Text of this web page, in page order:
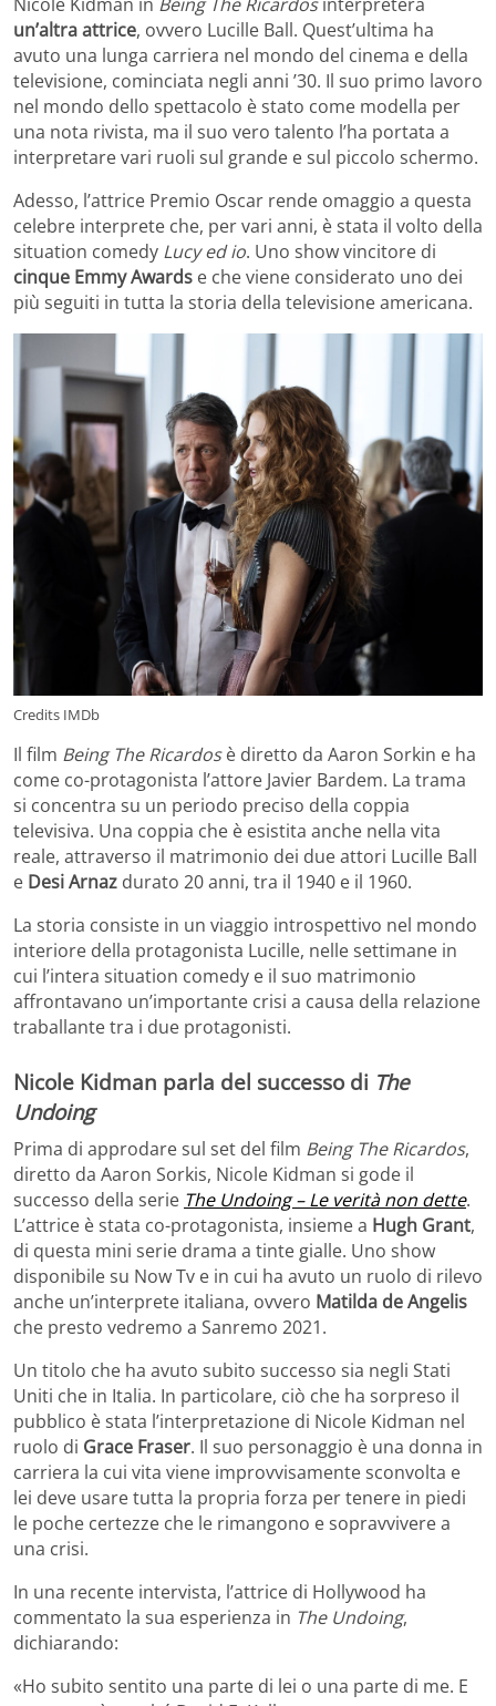
un’altra attrice, ovvero Lucille Ball. Quest’ultima ha
avuto una lunga carriera nel mondo del cinema e della
televisione, cominciata negli anni ’30. Il suo primo lavoro
nel mondo dello spettacolo è stato come modella per
una nota rivista, ma il suo vero talento l’ha portata a
interpretare vari ruoli sul grande e sul piccolo schermo.
Adesso, l’attrice Premio Oscar rende omaggio a questa
celebre interprete che, per vari anni, è stata il volto della
situation comedy Lucy ed io. Uno show vincitore di
cinque Emmy Awards e che viene considerato uno dei
più seguiti in tutta la storia della televisione americana.
Credits IMDb
Il film Being The Ricardosè diretto da Aaron Sorkin e ha
come co-protagonista l’attore Javier Bardem. La trama
si concentra su un periodo preciso della coppia
televisiva. Una coppia che è esistita anche nella vita
reale, attraverso il matrimonio dei due attori Lucille Ball
e Desi Arnaz durato 20 anni, tra il 1940 e il 1960.
La storia consiste in un viaggio introspettivo nel mondo
interiore della protagonista Lucille, nelle settimane in
cui l’intera situation comedy e il suo matrimonio
affrontavano un’importante crisi a causa della relazione
traballante tra i due protagonisti.
Nicole Kidman parla del successo di The
Undoing
Prima di approdare sul set del film Being The Ricardos,
diretto da Aaron Sorkis, Nicole Kidman si gode il
successo della serie The Undoing – Le verità non dette.
L’attrice è stata co-protagonista, insieme a Hugh Grant,
di questa mini serie drama a tinte gialle. Uno show
disponibile su Now Tv e in cui ha avuto un ruolo di rilevo
anche un’interprete italiana, ovvero Matilda de Angelis
che presto vedremo a Sanremo 2021.
Un titolo che ha avuto subito successo sia negli Stati
Uniti che in Italia. In particolare, ciò che ha sorpreso il
pubblico è stata l’interpretazione di Nicole Kidman nel
ruolo di Grace Fraser. Il suo personaggio è una donna in
carriera la cui vita viene improvvisamente sconvolta e
lei deve usare tutta la propria forza per tenere in piedi
le poche certezze che le rimangono e sopravvivere a
una crisi.
In una recente intervista, l’attrice di Hollywood ha
commentato la sua esperienza in The Undoing,
dichiarando:
«Ho subito sentito una parte di lei o una parte di me. E